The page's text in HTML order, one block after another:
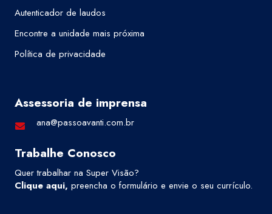
Autenticador de laudos
Encontre a unidade mais próxima
Política de privacidade
Assessoria de imprensa
ana@passoavanti.com.br
Trabalhe Conosco
Quer trabalhar na Super Visão?
Clique aqui, preencha o formulário e envie o seu currículo.